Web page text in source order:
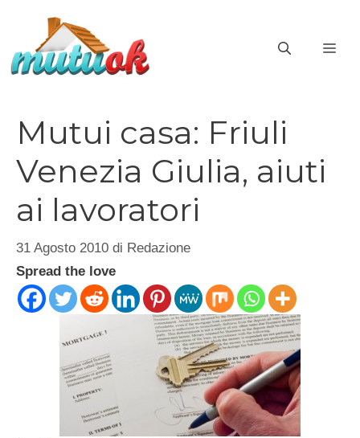
contenuto
Mutui casa: Friuli
Venezia Giulia, aiuti
ai lavoratori
31 Agosto 2010 di Redazione
Spread the love